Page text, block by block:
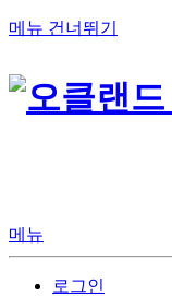
메뉴 건너뛰기
메뉴
로그인